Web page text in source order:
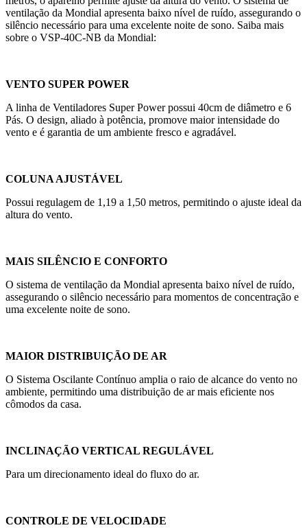
ventilação da Mondial apresenta baixo nível de ruído, assegurando o
silêncio necessário para uma excelente noite de sono. Saiba mais
sobre o VSP-40C-NB da Mondial:
VENTO SUPER POWER
A linha de Ventiladores Super Power possui 40cm de diâmetro e 6
Pás. O design, aliado à potência, promove maior intensidade do
vento e é garantia de um ambiente fresco e agradável.
COLUNA AJUSTÁVEL
Possui regulagem de 1,19 a 1,50 metros, permitindo o ajuste ideal da
altura do vento.
MAIS SILÊNCIO E CONFORTO
O sistema de ventilação da Mondial apresenta baixo nível de ruído,
assegurando o silêncio necessário para momentos de concentração e
uma excelente noite de sono.
MAIOR DISTRIBUIÇÃO DE AR
O Sistema Oscilante Contínuo amplia o raio de alcance do vento no
ambiente, permitindo uma distribuição de ar mais eficiente nos
cômodos da casa.
INCLINAÇÃO VERTICAL REGULÁVEL
Para um direcionamento ideal do fluxo do ar.
CONTROLE DE VELOCIDADE